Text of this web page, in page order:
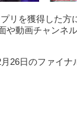
リを獲得した方
や動画チャンネ
26日のファイ